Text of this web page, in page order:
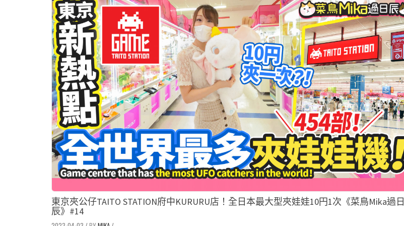
東京夾公仔TAITO STATION府中KURURU店！全日本最大型夾娃娃10円1次《菜鳥Mika過日
辰》#14